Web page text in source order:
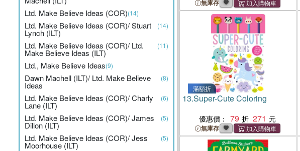
Ltd. Make Believe Ideas (COR)(14)
Ltd. Make Believe Ideas (COR)/ Stuart
Lynch (ILT)
(14)
Ltd. Make Believe Ideas (COR)/ Ltd.
Make Believe Ideas (ILT)
(11)
Ltd., Make Believe Ideas(9)
Dawn Machell (ILT)/ Ltd. Make Believe
Ideas
(8)
Ltd. Make Believe Ideas (COR)/ Charly
Lane (ILT)
(6)
Ltd. Make Believe Ideas (COR)/ James
Dillon (ILT)
(5)
Ltd. Make Believe Ideas (COR)/ Jess
Moorhouse (ILT)
(5)
無庫存
滿額折
13.Super-Cute Coloring
優惠價： 79 271
無庫存